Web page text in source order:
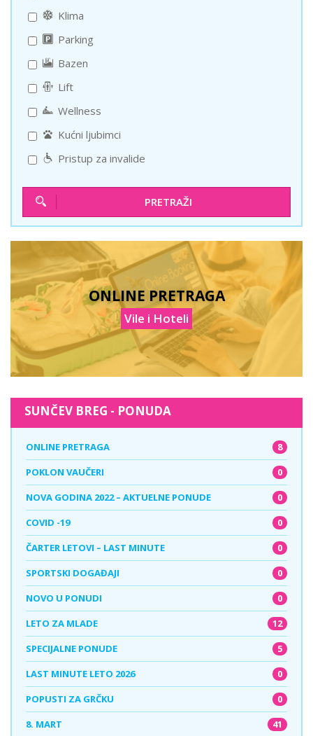
Klima
Parking
Bazen
Lift
Wellness
Kućni ljubimci
Pristup za invalide
PRETRAŽI
ONLINE PRETRAGA
Vile i Hoteli
SUNČEV BREG - PONUDA
ONLINE PRETRAGA 8
POKLON VAUČERI 0
NOVA GODINA 2022 – AKTUELNE PONUDE 0
COVID -19 0
ČARTER LETOVI – LAST MINUTE 0
SPORTSKI DOGAĐAJI 0
NOVO U PONUDI 0
LETO ZA MLADE 12
SPECIJALNE PONUDE 5
LAST MINUTE LETO 2026 0
POPUSTI ZA GRČKU 0
8. MART 41